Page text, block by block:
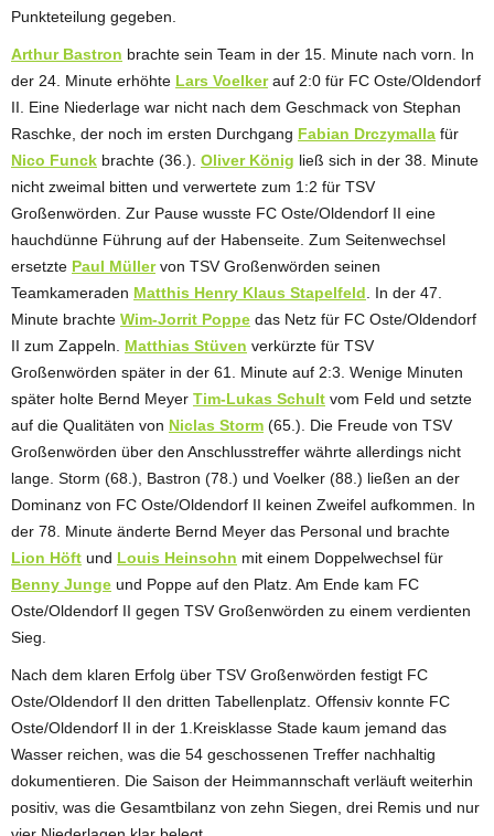
Punkteteilung gegeben.
Arthur Bastron brachte sein Team in der 15. Minute nach vorn. In
der 24. Minute erhöhte Lars Voelkerauf 2:0 für FC Oste/Oldendorf
II. Eine Niederlage war nicht nach dem Geschmack von Stephan
Raschke, der noch im ersten Durchgang Fabian Drczymalla für
Nico Funck brachte (36.). Oliver König ließ sich in der 38. Minute
nicht zweimal bitten und verwertete zum 1:2 für TSV
Großenwörden. Zur Pause wusste FC Oste/Oldendorf II eine
hauchdünne Führung auf der Habenseite. Zum Seitenwechsel
ersetzte Paul Müllervon TSV Großenwörden seinen
Teamkameraden Matthis Henry Klaus Stapelfeld . In der 47.
Minute brachte Wim-Jorrit Poppe das Netz für FC Oste/Oldendorf
II zum Zappeln. Matthias Stüven verkürzte für TSV
Großenwörden später in der 61. Minute auf 2:3. Wenige Minuten
später holte Bernd Meyer Tim-Lukas Schult vom Feld und setzte
auf die Qualitäten von Niclas Storm (65.). Die Freude von TSV
Großenwörden über den Anschlusstreffer währte allerdings nicht
lange. Storm (68.), Bastron (78.) und Voelker (88.) ließen an der
Dominanz von FC Oste/Oldendorf II keinen Zweifel aufkommen. In
der 78. Minute änderte Bernd Meyer das Personal und brachte
Lion Höft und Louis Heinsohn mit einem Doppelwechsel für
Benny Junge und Poppe auf den Platz. Am Ende kam FC
Oste/Oldendorf II gegen TSV Großenwörden zu einem verdienten
Sieg.
Nach dem klaren Erfolg über TSV Großenwörden festigt FC
Oste/Oldendorf II den dritten Tabellenplatz. Offensiv konnte FC
Oste/Oldendorf II in der 1.Kreisklasse Stade kaum jemand das
Wasser reichen, was die 54 geschossenen Treffer nachhaltig
dokumentieren. Die Saison der Heimmannschaft verläuft weiterhin
positiv, was die Gesamtbilanz von zehn Siegen, drei Remis und nur